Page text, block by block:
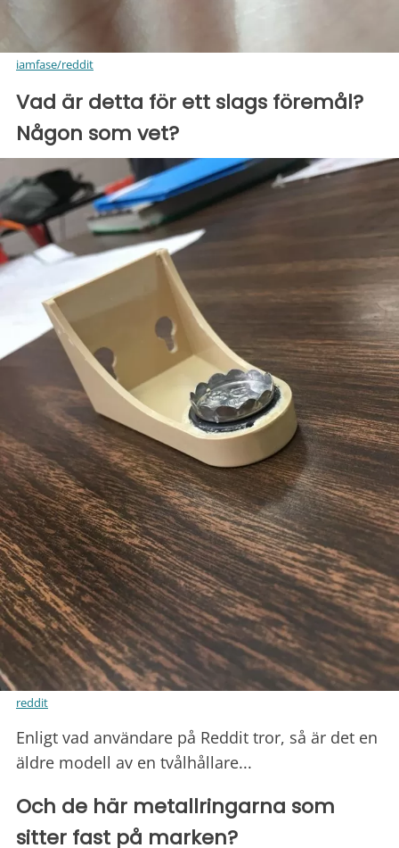
iamfase/reddit
Vad är detta för ett slags föremål?
Någon som vet?
reddit
Enligt vad användare på Reddit tror, så är det en
äldre modell av en tvålhållare...
Och de här metallringarna som
sitter fast på marken?